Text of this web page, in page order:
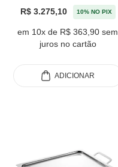
R$ 3.275,10 10% NO PIX
em 10x de R$ 363,90 sem
juros no cartão
ADICIONAR